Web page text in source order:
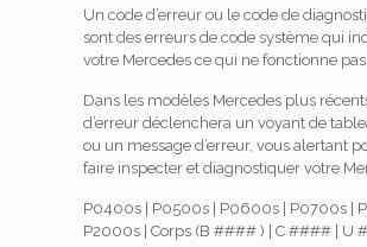
Un code d’erreur ou le code de
sont des erreurs de code système qui
votre Mercedes ce qui ne fonctionne pas.
Dans les modèles Mercedes plus
d’erreur déclenchera un voyant de
ou un message d’erreur, vous alertant
faire inspecter et diagnostiquer votre
P0400s | P0500s | P0600s | P0700s |
P2000s | Corps (B #### ) | C #### | U